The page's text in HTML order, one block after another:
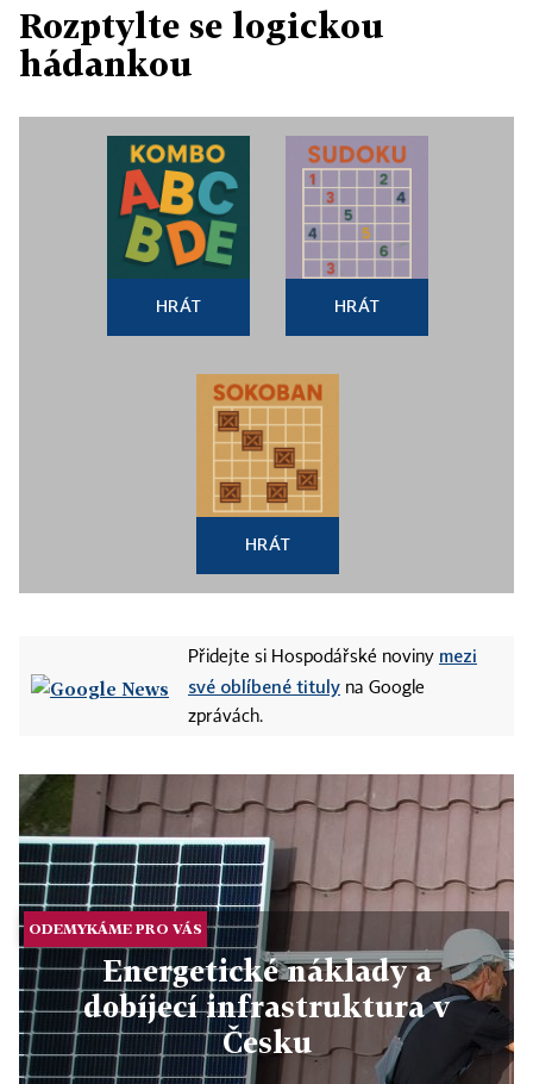
Rozptylte se logickou
hádankou
HRÁT HRÁT
HRÁT
Přidejte si Hospodářské noviny mezi
své oblíbené tituly na Google
zprávách.
ODEMYKÁME PRO VÁS
Energetické náklady a
dobíjecí infrastruktura v
Česku